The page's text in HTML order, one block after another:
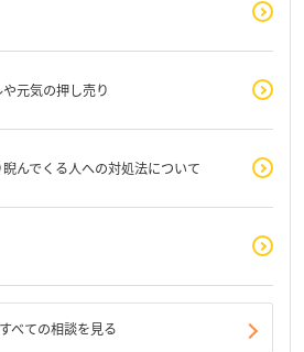
元気の押し売り
んでくる人への対処法について
すべての相談を見る